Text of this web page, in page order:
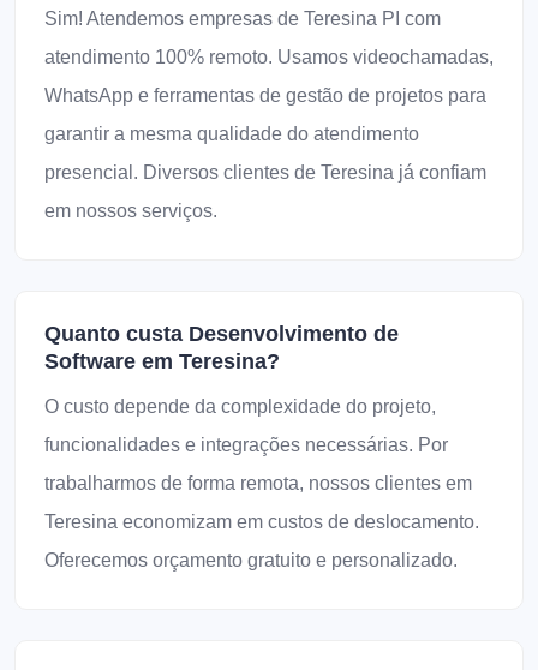
Sim! Atendemos empresas de Teresina PI com
atendimento 100% remoto. Usamos videochamadas,
WhatsApp e ferramentas de gestão de projetos para
garantir a mesma qualidade do atendimento
presencial. Diversos clientes de Teresina já confiam
em nossos serviços.
Quanto custa Desenvolvimento de
Software em Teresina?
O custo depende da complexidade do projeto,
funcionalidades e integrações necessárias. Por
trabalharmos de forma remota, nossos clientes em
Teresina economizam em custos de deslocamento.
Oferecemos orçamento gratuito e personalizado.